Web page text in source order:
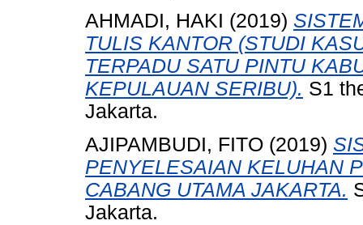
AHMADI, HAKI (2019)
TULIS KANTOR (STUDI
TERPADU SATU PINTU
KEPULAUAN SERIBU). S1
Jakarta.
AJIPAMBUDI, FITO (2019)
PENYELESAIAN KELUHAN
CABANG UTAMA JAKARTA.
Jakarta.